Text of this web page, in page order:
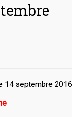
14 septembre 2016